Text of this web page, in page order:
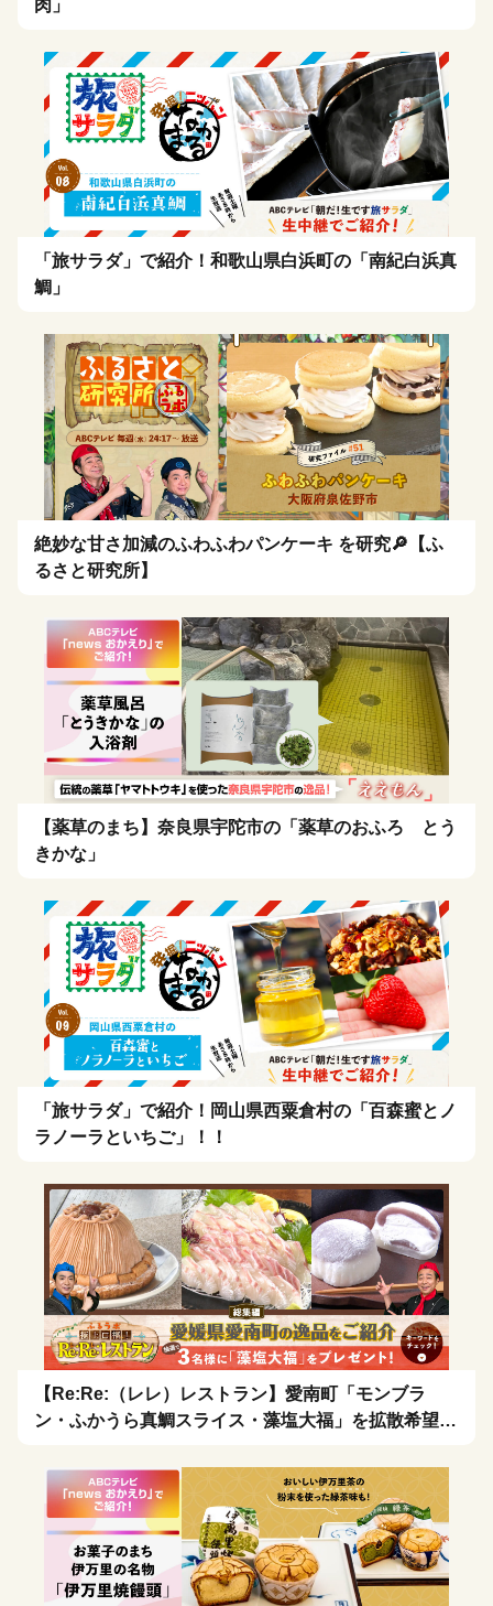
肉」
「旅サラダ」で紹介！和歌山県白浜町の「南紀白浜真
鯛」
絶妙な甘さ加減のふわふわパンケーキ を研究🔎【ふ
るさと研究所】
【薬草のまち】奈良県宇陀市の「薬草のおふろ とう
きかな」
「旅サラダ」で紹介！岡山県西粟倉村の「百森蜜とノ
ラノーラといちご」！！
【Re:Re:（レレ）レストラン】愛南町「モンブラ
ン・ふかうら真鯛スライス・藻塩大福」を拡散希望！